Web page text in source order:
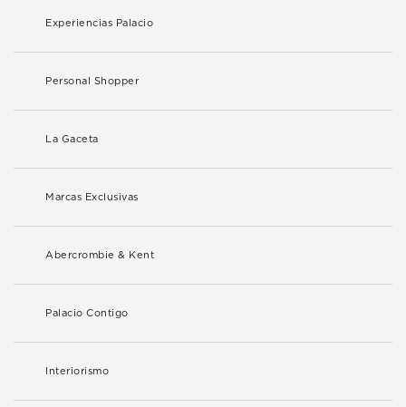
Experiencias Palacio
Personal Shopper
La Gaceta
Marcas Exclusivas
Abercrombie & Kent
Palacio Contigo
Interiorismo